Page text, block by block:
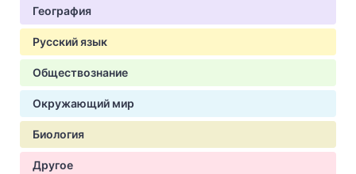
География
Русский язык
Обществознание
Окружающий мир
Биология
Другое